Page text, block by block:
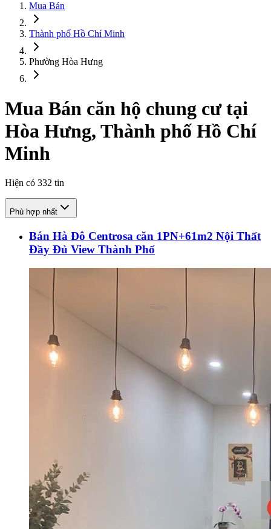
Mua Bán
Thành phố Hồ Chí Minh
Phường Hòa Hưng
Mua Bán căn hộ chung cư tại
Hòa Hưng, Thành phố Hồ Chí
Minh
Hiện có 332 tin
Phù hợp nhất
Bán Hà Đô Centrosa căn 1PN+61m2 Nội Thất
Đầy Đủ View Thành Phố